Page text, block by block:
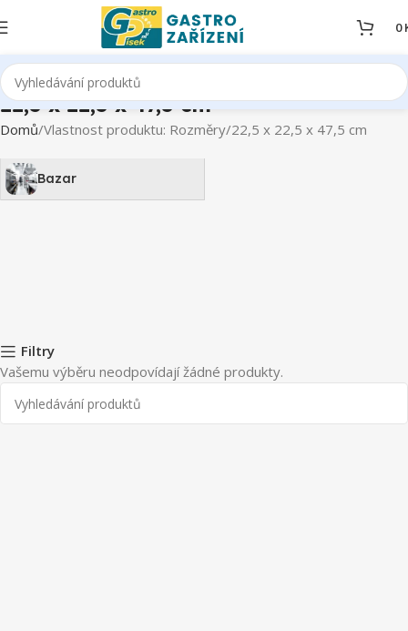
0
22,5 x 22,5 x 47,5 cm
Domů Vlastnost produktu: Rozměry 22,5 x 22,5 x 47,5 cm
Bazar
Filtry
Vašemu výběru neodpovídají žádné produkty.